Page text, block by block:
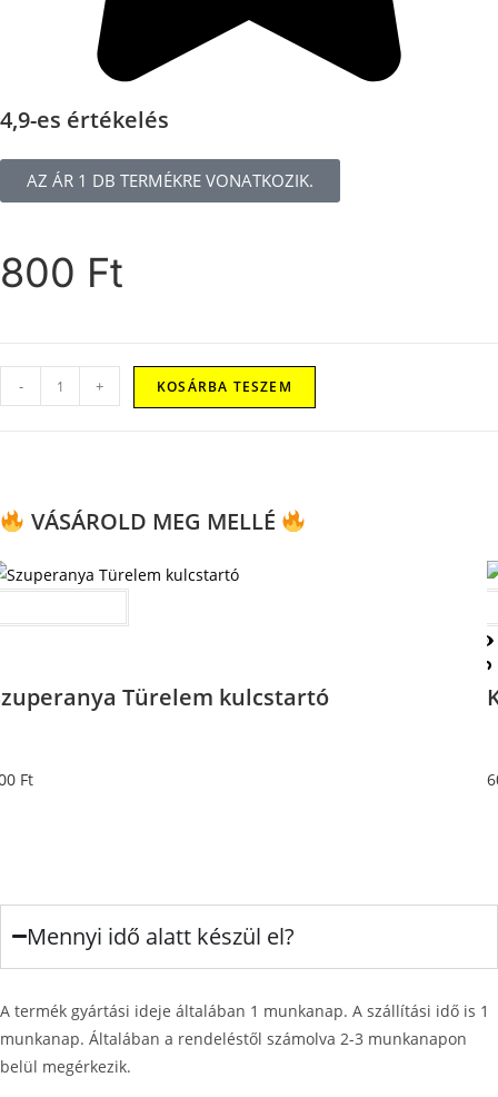
4,9-es értékelés
AZ ÁR 1 DB TERMÉKRE VONATKOZIK.
800 Ft
- + KOSÁRBA TESZEM
VÁSÁROLD MEG MELLÉ
Türelem kulcstartó
Ft
Mennyi idő alatt készül el?
A termék gyártási ideje általában 1 munkanap. A szállítási idő is 1
munkanap. Általában a rendeléstől számolva 2-3 munkanapon
belül megérkezik.